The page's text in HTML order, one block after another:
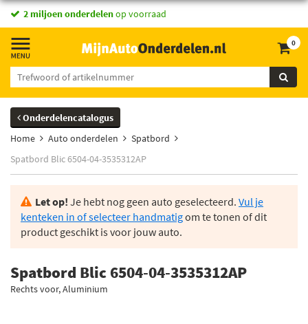
2 miljoen onderdelenop voorraad
0
Onderdelencatalogus
Home
Auto onderdelen
Spatbord
Spatbord Blic 6504-04-3535312AP
Let op! Je hebt nog geen auto geselecteerd. Vul je
kenteken in of selecteer handmatigom te tonen of dit
product geschikt is voor jouw auto.
Spatbord Blic 6504-04-3535312AP
Rechts voor, Aluminium